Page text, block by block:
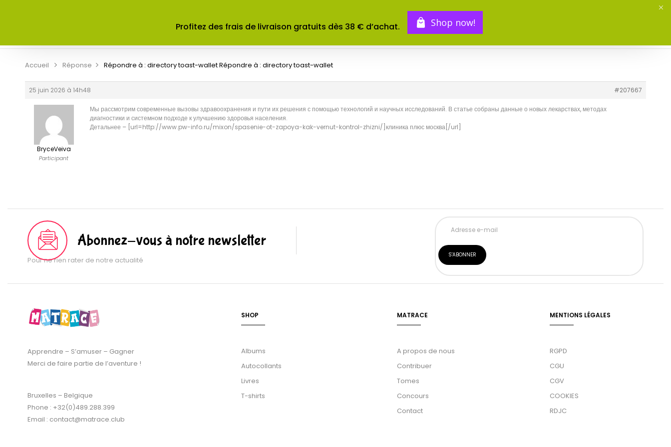
Profitez des frais de livraison gratuits dès 38 € d’achat. Shop now!
CONTACT
Accueil Réponse Répondre à : directory toast-walletRépondre à : directory toast-wallet
25 juin 2026 à 14h48 #207667
BryceVeiva
Participant
Мы рассмотрим современные вызовы здравоохранения и пути их решения с помощью технологий и научных исследований. В статье собраны данные о новых лекарствах, методах
диагностики и системном подходе к улучшению здоровья населения.
Детальнее – [url=http://www.pw-info.ru/mixon/spasenie-ot-zapoya-kak-vernut-kontrol-zhizni/]клиника плюс москва[/url]
Abonnez-vous à notre newsletter
Pour ne rien rater de notre actualité
Apprendre – S’amuser – Gagner
Merci de faire partie de l’aventure !
Bruxelles – Belgique
Phone : +32(0)489.288.399
Email : contact@matrace.club
SHOP
Albums
Autocollants
Livres
T-shirts
MATRACE
A propos de nous
Contribuer
Tomes
Concours
Contact
MENTIONS LÉGALES
RGPD
CGU
CGV
COOKIES
RDJC